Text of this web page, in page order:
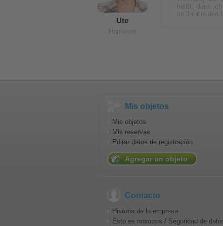
Ute
Mis objetos
Mis objetos
Mis reservas
Editar datos de registración
Agregar un objeto
Contacto
Historia de la empresa
Esto es nosotros / Seguridad de